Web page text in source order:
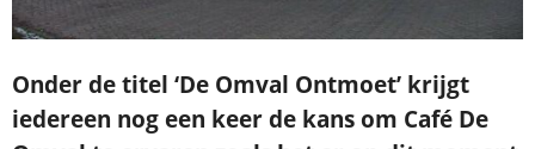
Onder de titel ‘De Omval Ontmoet’ krijgt
iedereen nog een keer de kans om Café De